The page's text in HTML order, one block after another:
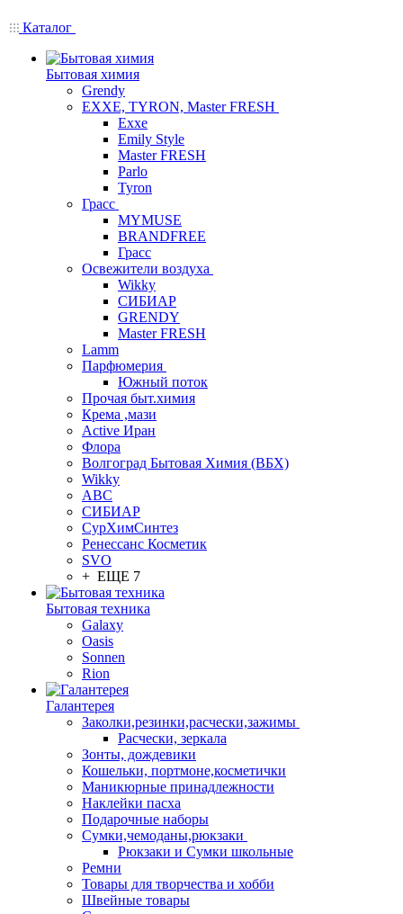
Каталог
Бытовая химия
Grendy
EXXE, TYRON, Master FRESH
Exxe
Emily Style
Master FRESH
Parlo
Tyron
Грасс
MYMUSE
BRANDFREE
Грасс
Освежители воздуха
Wikky
СИБИАР
GRENDY
Master FRESH
Lamm
Парфюмерия
Южный поток
Прочая быт.химия
Крема ,мази
Аctive Иран
Флора
Волгоград Бытовая Химия (ВБХ)
Wikky
АВС
СИБИАР
СурХимСинтез
Ренессанс Косметик
SVO
+ ЕЩЕ 7
Бытовая техника
Galaxy
Oasis
Sonnen
Rion
Галантерея
Заколки,резинки,расчески,зажимы
Расчески, зеркала
Зонты, дождевики
Кошельки, портмоне,косметички
Маникюрные принадлежности
Наклейки пасха
Подарочные наборы
Сумки,чемоданы,рюкзаки
Рюкзаки и Сумки школьные
Ремни
Товары для творчества и хобби
Швейные товары